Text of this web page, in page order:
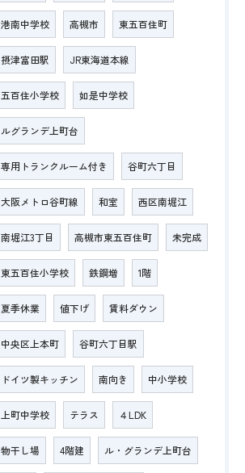
港南中学校 高槻市 東五百住町
摂津富田駅 JR東海道本線
五百住小学校 如是中学校
ルグランデ上町台
専用トランクルーム付き 谷町六丁目
大阪メトロ谷町線 和室 西区南堀江
南堀江3丁目 高槻市東五百住町 未完成
東五百住小学校 鉄鋼増 1階
夏季休業 値下げ 賃料ダウン
中央区上本町 谷町六丁目駅
ドイツ製キッチン 南向き 中小学校
上町中学校 テラス ４LDK
物干し場 4階建 ル・グランデ上町台